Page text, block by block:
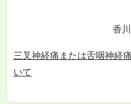
香
三叉神経痛または舌咽神経
いて